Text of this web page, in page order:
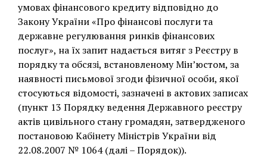
умовах фінансового кредиту відповідно до
Закону України «Про фінансові послуги та
державне регулювання ринків фінансових
послуг», на їх запит надається витяг з Реєстру в
порядку та обсязі, встановленому Мін’юстом, за
наявності письмової згоди фізичної особи, якої
стосуються відомості, зазначені в актових записах
(пункт 13 Порядку ведення Державного реєстру
актів цивільного стану громадян, затвердженого
постановою Кабінету Міністрів України від
22.08.2007 № 1064 (далі – Порядок)).